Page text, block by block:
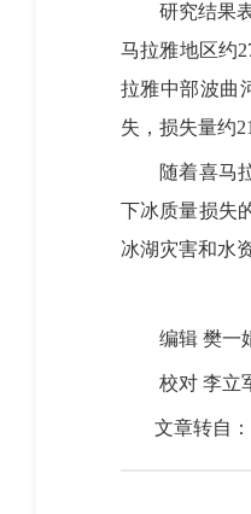
研究结果表
马拉雅地区约
拉雅中部波曲
失，损失量约
随着喜马拉
下冰质量损失
冰湖灾害和水
编辑 樊一
校对 李立
文章转自：